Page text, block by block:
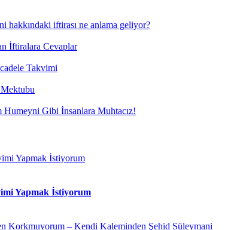
hakkındaki iftirası ne anlama geliyor?
İftiralara Cevaplar
Takvimi
Gibi İnsanlara Muhtacız!
Yapmak İstiyorum